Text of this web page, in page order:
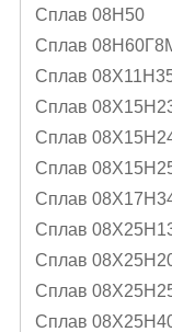
Сплав 08Н50
Сплав
Сплав
Сплав
Сплав
Сплав
Сплав
Сплав
Сплав
Сплав
Сплав